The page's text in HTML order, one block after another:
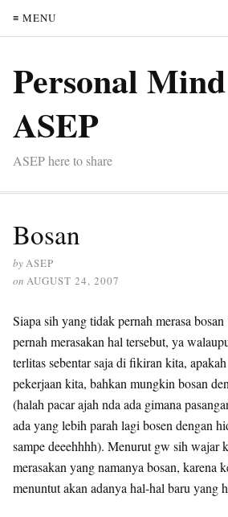
≡ MENU
Personal
ASEP
ASEP here to share
Bosan
byASEP
on AUGUST 24, 2007
Siapa sih yang tidak pernah merasa bosan
pernah merasakan hal tersebut, ya
terlitas sebentar saja di fikiran kita,
pekerjaan kita, bahkan mungkin bosan
(halah pacar ajah nda ada gimana
ada yang lebih parah lagi bosen dengan
sampe deeehhhh). Menurut gw sih wajar
merasakan yang namanya bosan, karena
menuntut akan adanya hal-hal baru yang